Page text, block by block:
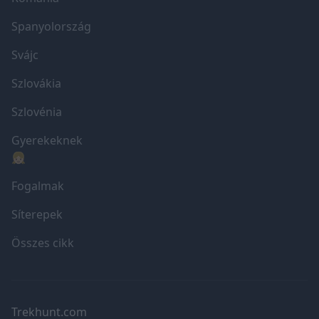
Spanyolország
Svájc
Szlovákia
Szlovénia
Gyerekeknek
👧🏼
Fogalmak
Síterepek
Összes cikk
Trekhunt.com